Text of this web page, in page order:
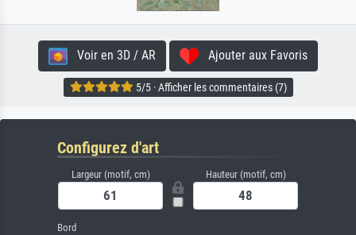
Voir en 3D / AR Ajouter aux Favoris
5/5 · Afficher les commentaires (7)
Configurez d'art
Largeur (motif, cm) Hauteur (motif, cm)
Bord